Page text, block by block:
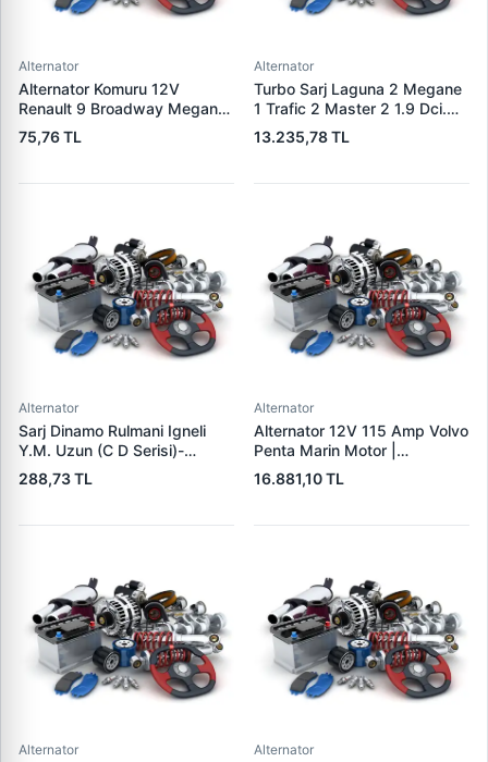
Alternator
Alternator Komuru 12V
Renault 9 Broadway Megane
Clio | WAI PX60 | OEM
300722
75,76 TL
Alternator
Turbo Sarj Laguna 2 Megane
1 Trafic 2 Master 2 1.9 Dci.
F9Q | JRONE 8G17300301 |
OEM 7701478024
13.235,78 TL
Alternator
Sarj Dinamo Rulmani Igneli
Y.M. Uzun (C D Serisi)-
(Alternator) - Tumosan
Maxima 9100 Serisi / Traktor
LUCAS 619 204 92
288,73 TL
Alternator
Alternator 12V 115 Amp Volvo
Penta Marin Motor |
MITSUBISHI A3TR0091 |
OEM 303911 3587216
16.881,10 TL
Alternator Alternator